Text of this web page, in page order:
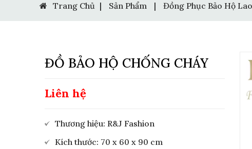
Trang Chủ | Sản Phẩm | Đồng Phục Bảo Hộ
ĐỒ BẢO HỘ CHỐNG CHÁY
Liên hệ
Thương hiệu: R&J Fashion
Kích thước: 70 x 60 x 90 cm